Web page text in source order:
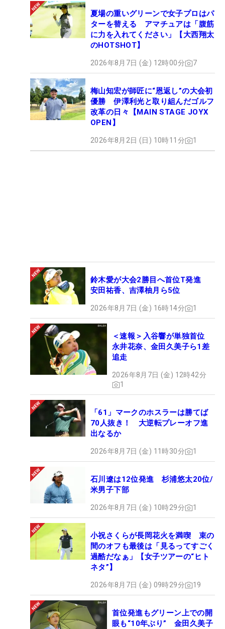
夏場の重いグリーンで女子プロはパ
ターを替える アマチュアは「腹筋
に力を入れてください」【大西翔太
のHOTSHOT】
2026年8月7日 (金) 12時00分 7
梅山知宏が師匠に“恩返し”の大会初
優勝 伊澤利光と取り組んだゴルフ
改革の日々【MAIN STAGE JOYX
OPEN】
2026年8月2日 (日) 10時11分 1
鈴木愛が大会2勝目へ首位T発進
安田祐香、吉澤柚月ら5位
2026年8月7日 (金) 16時14分 1
＜速報＞入谷響が単独首位
永井花奈、金田久美子ら1差
追走
2026年8月7日 (金) 12時42分
1
「61」マークのホスラーは勝てば
70人抜き！ 大逆転プレーオフ進
出なるか
2026年8月7日 (金) 11時30分 1
石川遼は12位発進 杉浦悠太20位/
米男子下部
2026年8月7日 (金) 10時29分 1
小祝さくらが長岡花火を満喫 束の
間のオフも最後は「見るってすごく
過酷だなぁ」【女子ツアーの“ヒト
ネタ”】
2026年8月7日 (金) 09時29分 19
首位発進もグリーン上での開
眼も“10年ぶり” 金田久美子